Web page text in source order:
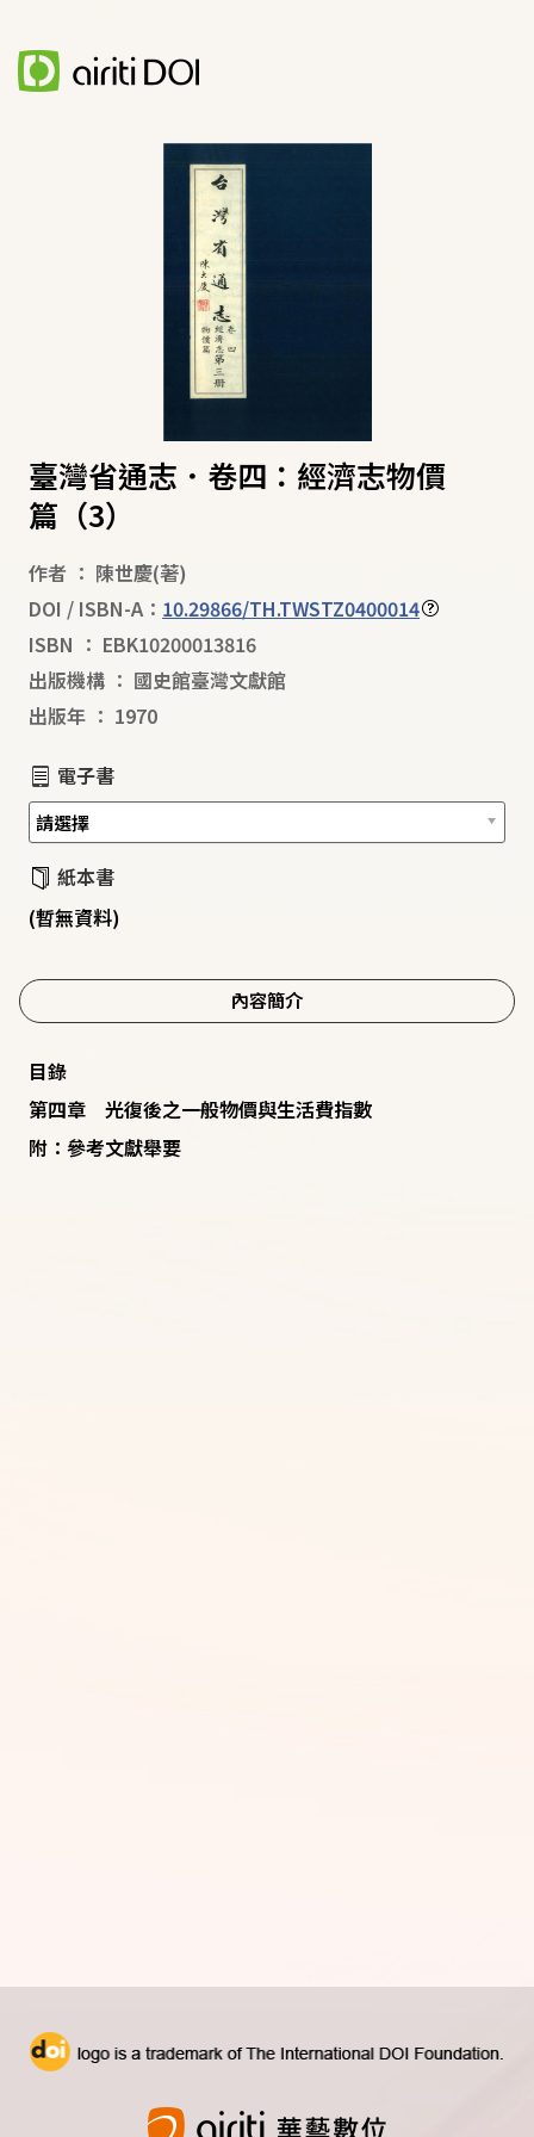
臺灣省通志．卷四：經濟志物價
篇（3）
作者 ： 陳世慶(著)
DOI / ISBN-A： 10.29866/TH.TWSTZ0400014
ISBN ： EBK10200013816
出版機構 ： 國史館臺灣文獻館
出版年 ： 1970
電子書
紙本書
(暫無資料)
內容簡介
目錄
第四章 光復後之一般物價與生活費指數
附：參考文獻舉要